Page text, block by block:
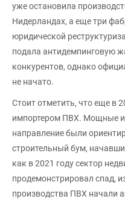
уже остановила
Нидерландах, а еще три
юридической
подала антидемпинговую
конкурентов, однако
не начато.
Стоит отметить, что еще в
импортером ПВХ. Мощные
направление были
строительный бум,
как в 2021 году сектор
продемонстрировал спад,
производства ПВХ начали